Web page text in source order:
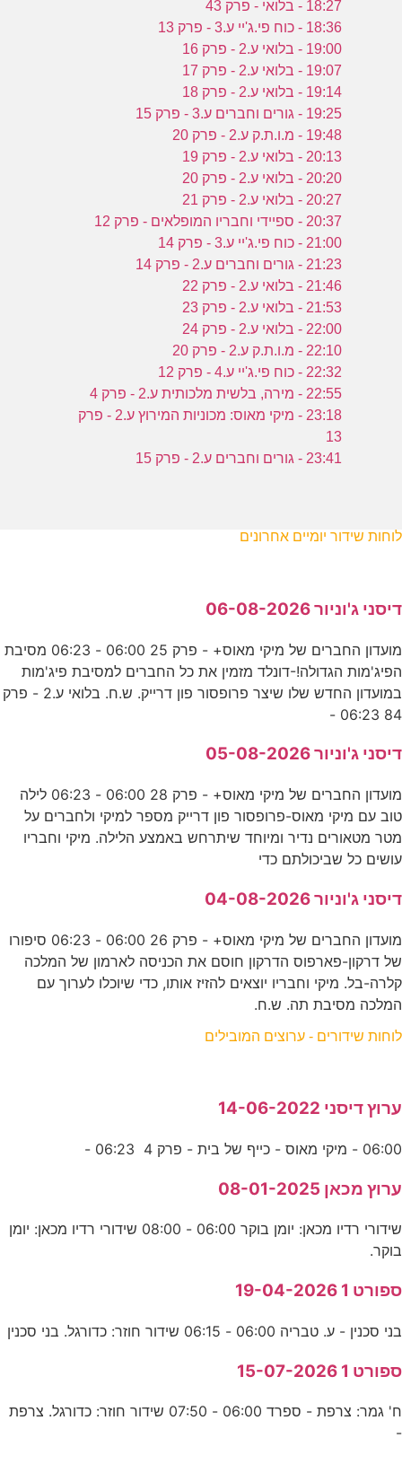
18:27 - בלואי - פרק 43
18:36 - כוח פי.ג'יי ע.3 - פרק 13
19:00 - בלואי ע.2 - פרק 16
19:07 - בלואי ע.2 - פרק 17
19:14 - בלואי ע.2 - פרק 18
19:25 - גורים וחברים ע.3 - פרק 15
19:48 - מ.ו.ת.ק ע.2 - פרק 20
20:13 - בלואי ע.2 - פרק 19
20:20 - בלואי ע.2 - פרק 20
20:27 - בלואי ע.2 - פרק 21
20:37 - ספיידי וחבריו המופלאים - פרק 12
21:00 - כוח פי.ג'יי ע.3 - פרק 14
21:23 - גורים וחברים ע.2 - פרק 14
21:46 - בלואי ע.2 - פרק 22
21:53 - בלואי ע.2 - פרק 23
22:00 - בלואי ע.2 - פרק 24
22:10 - מ.ו.ת.ק ע.2 - פרק 20
22:32 - כוח פי.ג'יי ע.4 - פרק 12
22:55 - מירה, בלשית מלכותית ע.2 - פרק 4
23:18 - מיקי מאוס: מכוניות המירוץ ע.2 - פרק
13
23:41 - גורים וחברים ע.2 - פרק 15
לוחות שידור יומיים אחרונים
דיסני ג'וניור 06-08-2026
מועדון החברים של מיקי מאוס+ - פרק 25 06:00 - 06:23 מסיבת
הפיג'מות הגדולה!-דונלד מזמין את כל החברים למסיבת פיג'מות
במועדון החדש שלו שיצר פרופסור פון דרייק. ש.ח. בלואי ע.2 - פרק
84 06:23 -
דיסני ג'וניור 05-08-2026
מועדון החברים של מיקי מאוס+ - פרק 28 06:00 - 06:23 לילה
טוב עם מיקי מאוס-פרופסור פון דרייק מספר למיקי ולחברים על
מטר מטאורים נדיר ומיוחד שיתרחש באמצע הלילה. מיקי וחבריו
עושים כל שביכולתם כדי
דיסני ג'וניור 04-08-2026
מועדון החברים של מיקי מאוס+ - פרק 26 06:00 - 06:23 סיפורו
של דרקון-פארפוס הדרקון חוסם את הכניסה לארמון של המלכה
קלרה-בל. מיקי וחבריו יוצאים להזיז אותו, כדי שיוכלו לערוך עם
המלכה מסיבת תה. ש.ח.
לוחות שידורים - ערוצים המובילים
ערוץ דיסני 14-06-2022
06:00 - מיקי מאוס - כייף של בית - פרק 4 06:23 -
ערוץ מכאן 08-01-2025
שידורי רדיו מכאן: יומן בוקר 06:00 - 08:00 שידורי רדיו מכאן: יומן
בוקר.
ספורט 1 19-04-2026
בני סכנין - ע. טבריה 06:00 - 06:15 שידור חוזר: כדורגל. בני סכנין
ספורט 1 15-07-2026
ח' גמר: צרפת - ספרד 06:00 - 07:50 שידור חוזר: כדורגל. צרפת
-